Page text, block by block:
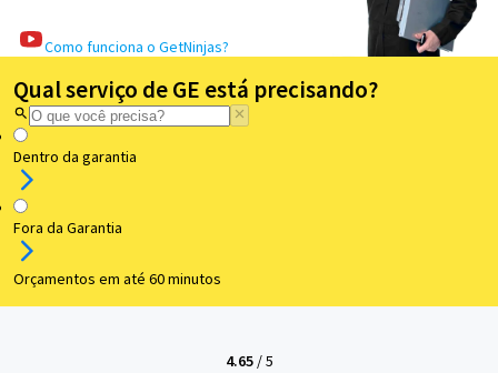
Como funciona o GetNinjas?
Qual serviço de GE está precisando?
Dentro da garantia
Fora da Garantia
Orçamentos em até 60 minutos
4.65/5